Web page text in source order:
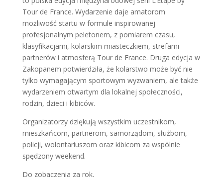
Tour de France. Wydarzenie daje amatorom
możliwość startu w formule inspirowanej
profesjonalnym peletonem, z pomiarem czasu,
klasyfikacjami, kolarskim miasteczkiem, strefami
partnerów i atmosferą Tour de France. Druga edycja w
Zakopanem potwierdziła, że kolarstwo może być nie
tylko wymagającym sportowym wyzwaniem, ale także
wydarzeniem otwartym dla lokalnej społeczności,
rodzin, dzieci i kibiców.
Organizatorzy dziękują wszystkim uczestnikom,
mieszkańcom, partnerom, samorządom, służbom,
policji, wolontariuszom oraz kibicom za wspólnie
spędzony weekend.
Do zobaczenia za rok.